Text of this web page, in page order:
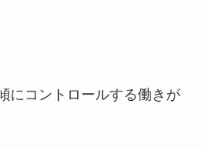
にコントロールする働きが